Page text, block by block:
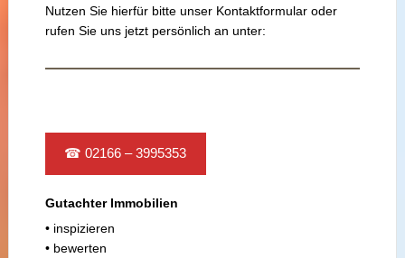
Nutzen Sie hierfür bitte unser Kontaktformular oder
rufen Sie uns jetzt persönlich an unter:
☎ 02166 – 3995353
Gutachter Immobilien
• inspizieren
• bewerten